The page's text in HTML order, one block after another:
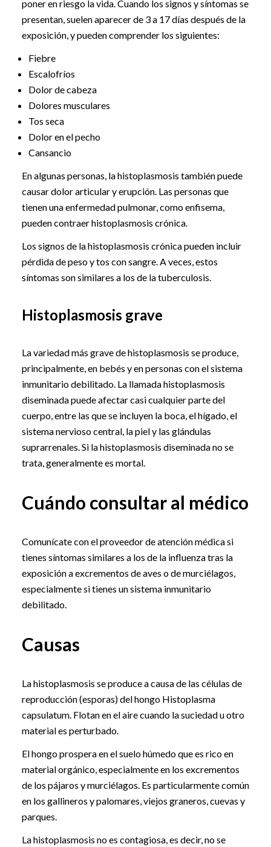
poner en riesgo la vida. Cuando los signos y síntomas se
presentan, suelen aparecer de 3 a 17 días después de la
exposición, y pueden comprender los siguientes:
Fiebre
Escalofríos
Dolor de cabeza
Dolores musculares
Tos seca
Dolor en el pecho
Cansancio
En algunas personas, la histoplasmosis también puede
causar dolor articular y erupción. Las personas que
tienen una enfermedad pulmonar, como enfisema,
pueden contraer histoplasmosis crónica.
Los signos de la histoplasmosis crónica pueden incluir
pérdida de peso y tos con sangre. A veces, estos
síntomas son similares a los de la tuberculosis.
Histoplasmosis grave
La variedad más grave de histoplasmosis se produce,
principalmente, en bebés y en personas con el sistema
inmunitario debilitado. La llamada histoplasmosis
diseminada puede afectar casi cualquier parte del
cuerpo, entre las que se incluyen la boca, el hígado, el
sistema nervioso central, la piel y las glándulas
suprarrenales. Si la histoplasmosis diseminada no se
trata, generalmente es mortal.
Cuándo consultar al médico
Comunícate con el proveedor de atención médica si
tienes síntomas similares a los de la influenza tras la
exposición a excrementos de aves o de murciélagos,
especialmente si tienes un sistema inmunitario
debilitado.
Causas
La histoplasmosis se produce a causa de las células de
reproducción (esporas) del hongo Histoplasma
capsulatum. Flotan en el aire cuando la suciedad u otro
material es perturbado.
El hongo prospera en el suelo húmedo que es rico en
material orgánico, especialmente en los excrementos
de los pájaros y murciélagos. Es particularmente común
en los gallineros y palomares, viejos graneros, cuevas y
parques.
La histoplasmosis no es contagiosa, es decir, no se